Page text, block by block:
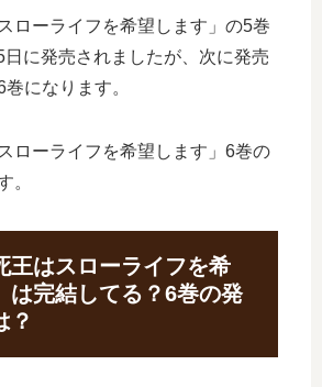
ローライフを希望します」の5巻
に発売されましたが、次に発売
になります。
ローライフを希望します」6巻の
。
王はスローライフを希
は完結してる？6巻の発
？